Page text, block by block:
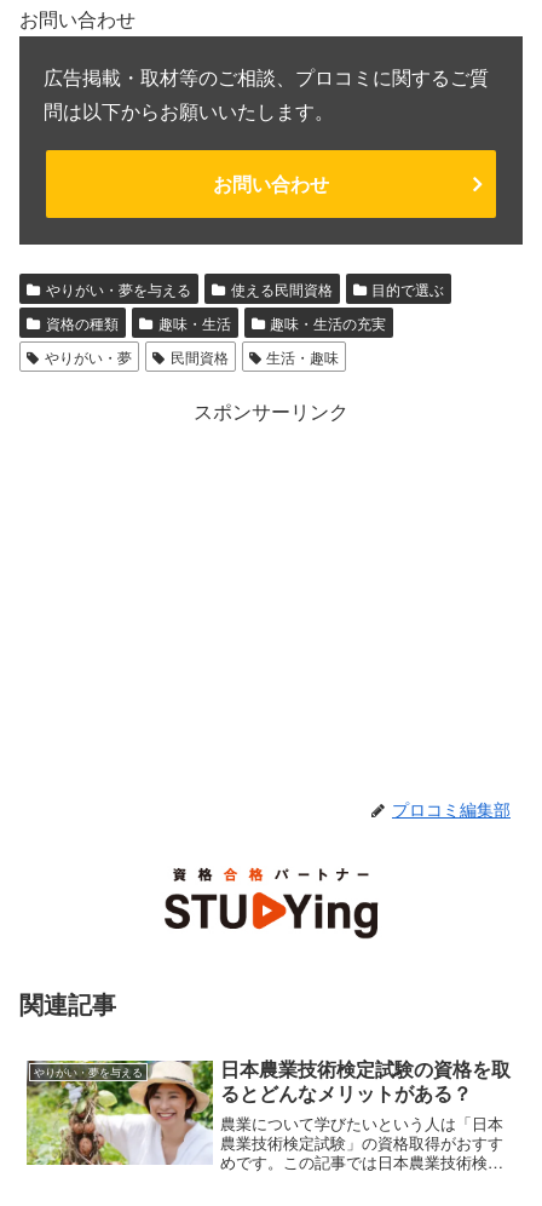
お問い合わせ
広告掲載・取材等のご相談、プロコミに関するご質
問は以下からお願いいたします。
お問い合わせ
やりがい・夢を与える 使える民間資格
目的で選ぶ
資格の種類
趣味・生活
趣味・生活の充実
やりがい・夢
民間資格 生活・趣味
スポンサーリンク
プロコミ編集部
関連記事
やりがい・夢を与える
日本農業技術検定試験の資格を取
るとどんなメリットがある？
農業について学びたいという人は「日本
農業技術検定試験」の資格取得がおすす
めです。この記事では日本農業技術検定